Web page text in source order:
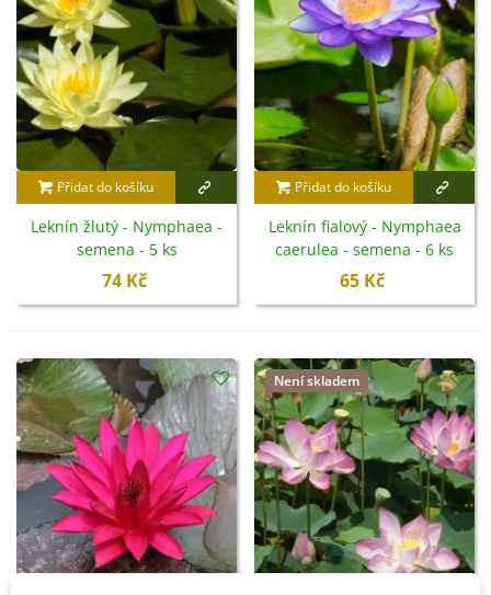
záleží na tom, jakému kultivaru dáte přednost.
Přidat do košíku
Leknín žlutý - Nymphaea -
semena - 5 ks
74 Kč
Přidat do košíku
Leknín fialový - Nymphaea
caerulea - semena - 6 ks
65 Kč
Není skladem